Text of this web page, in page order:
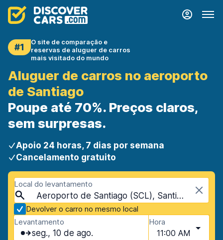
#1
O site de comparação e
reservas de aluguer de carros
mais visitado do mundo
Aluguer de carros no aeroporto
de Santiago
Poupe até 70%. Preços claros,
sem surpresas.
Apoio 24 horas, 7 dias por semana
Cancelamento gratuito
Local do levantamento
Aeroporto de Santiago (SCL), Santiago, Chile
Devolver o carro no mesmo local
Levantamento
seg., 10 de ago.
Hora
11:00 AM